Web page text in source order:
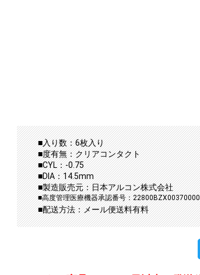
■入り数：6枚入り
■度有無：クリアコンタクト
■CYL：-0.75
■DIA：14.5mm
■製造販売元：日本アルコン株式会社
■高度管理医療機器承認番号：22800BZX00370000
■配送方法：メール便送料有料